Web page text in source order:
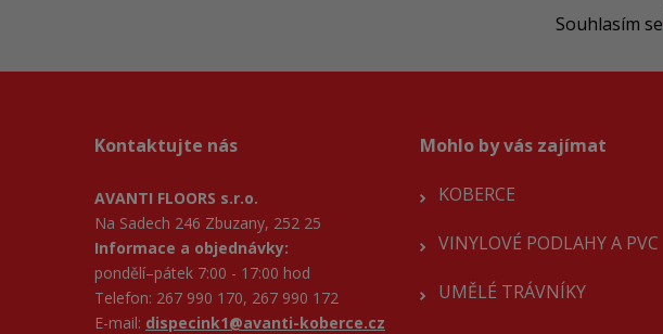
Souhlasím se
Kontaktujte nás
AVANTI FLOORS s.r.o.
Na Sadech 246 Zbuzany, 252 25
Informace a objednávky:
pondělí–pátek 7:00 - 17:00 hod
Telefon: 267 990 170, 267 990 172
E-mail: dispecink1@avanti-koberce.cz
Mohlo by vás zajímat
KOBERCE
VINYLOVÉ PODLAHY A PVC
UMĚLÉ TRÁVNÍKY